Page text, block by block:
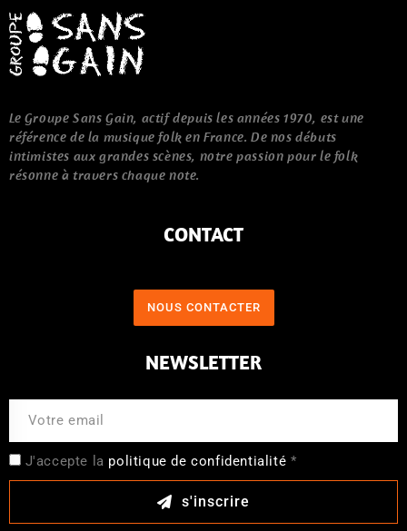
Le Groupe Sans Gain, actif depuis les années 1970, est une
référence de la musique folk en France. De nos débuts
intimistes aux grandes scènes, notre passion pour le folk
résonne à travers chaque note.
CONTACT
NOUS CONTACTER
NEWSLETTER
J'accepte la politique de confidentialité *
s'inscrire